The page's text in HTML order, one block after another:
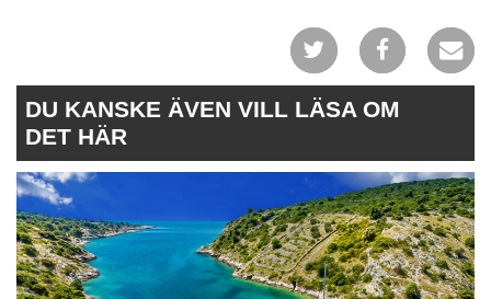
DU KANSKE ÄVEN VILL LÄSA OM
DET HÄR